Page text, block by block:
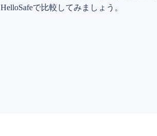
HelloSafeで比較してみましょう。